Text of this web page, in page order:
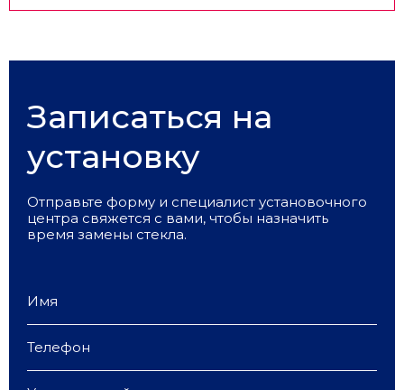
Записаться на
установку
Отправьте форму и специалист установочного
центра свяжется с вами, чтобы назначить
время замены стекла.